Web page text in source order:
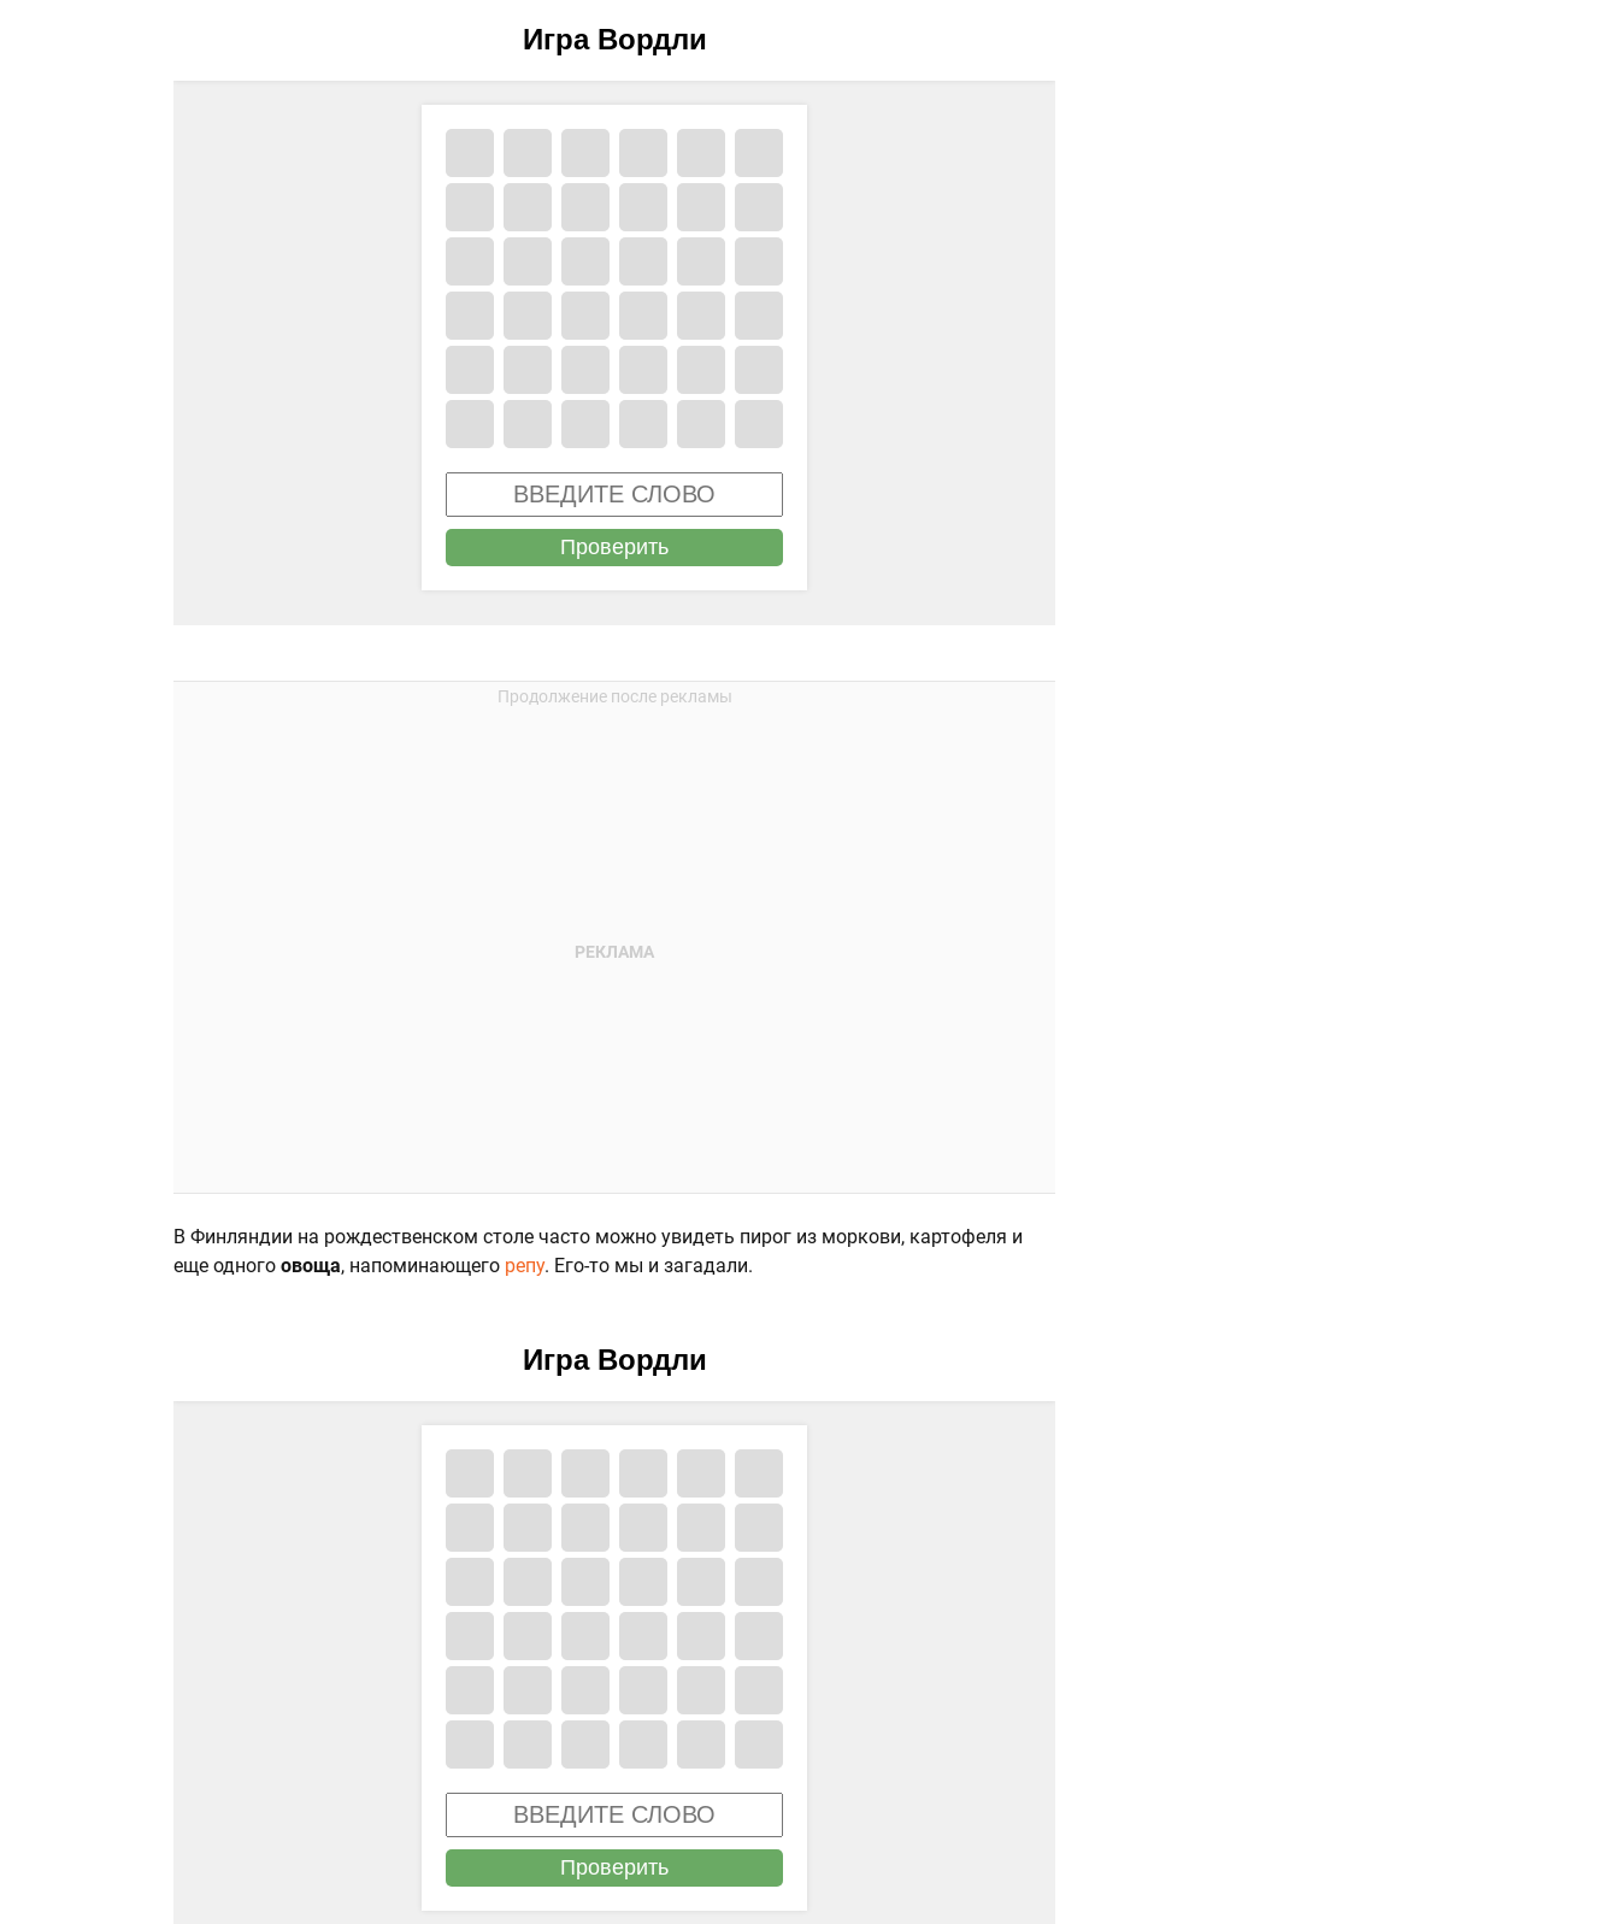
В Финляндии на рождественском столе часто можно увидеть пирог из моркови, картофеля и
еще одного овоща, напоминающего репу. Его-то мы и загадали.